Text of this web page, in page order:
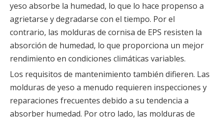
yeso absorbe la humedad, lo que lo hace propenso a
agrietarse y degradarse con el tiempo. Por el
contrario, las molduras de cornisa de EPS resisten la
absorción de humedad, lo que proporciona un mejor
rendimiento en condiciones climáticas variables.
Los requisitos de mantenimiento también difieren. Las
molduras de yeso a menudo requieren inspecciones y
reparaciones frecuentes debido a su tendencia a
absorber humedad. Por otro lado, las molduras de